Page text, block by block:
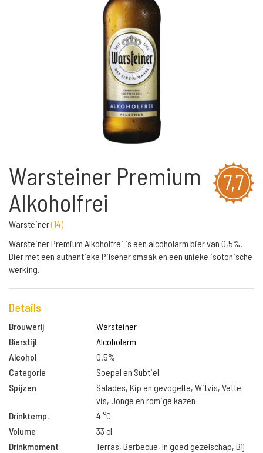
7,7
Warsteiner Premium
Alkoholfrei
Warsteiner(14)
Warsteiner Premium Alkoholfrei is een alcoholarm bier van 0,5%.
Bier met een authentieke Pilsener smaak en een unieke isotonische
werking.
Details
Brouwerij
Warsteiner
Bierstijl
Alcoholarm
Alcohol
0.5%
Categorie
Soepel en Subtiel
Spijzen
Salades, Kip en gevogelte, Witvis, Vette
vis, Jonge en romige kazen
Drinktemp.
4 °C
Volume
33 cl
Drinkmoment
Terras, Barbecue, In goed gezelschap, Bij